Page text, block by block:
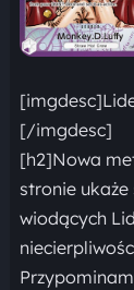
[/imgdesc]
[h2]Nowa
stronie
wiodących